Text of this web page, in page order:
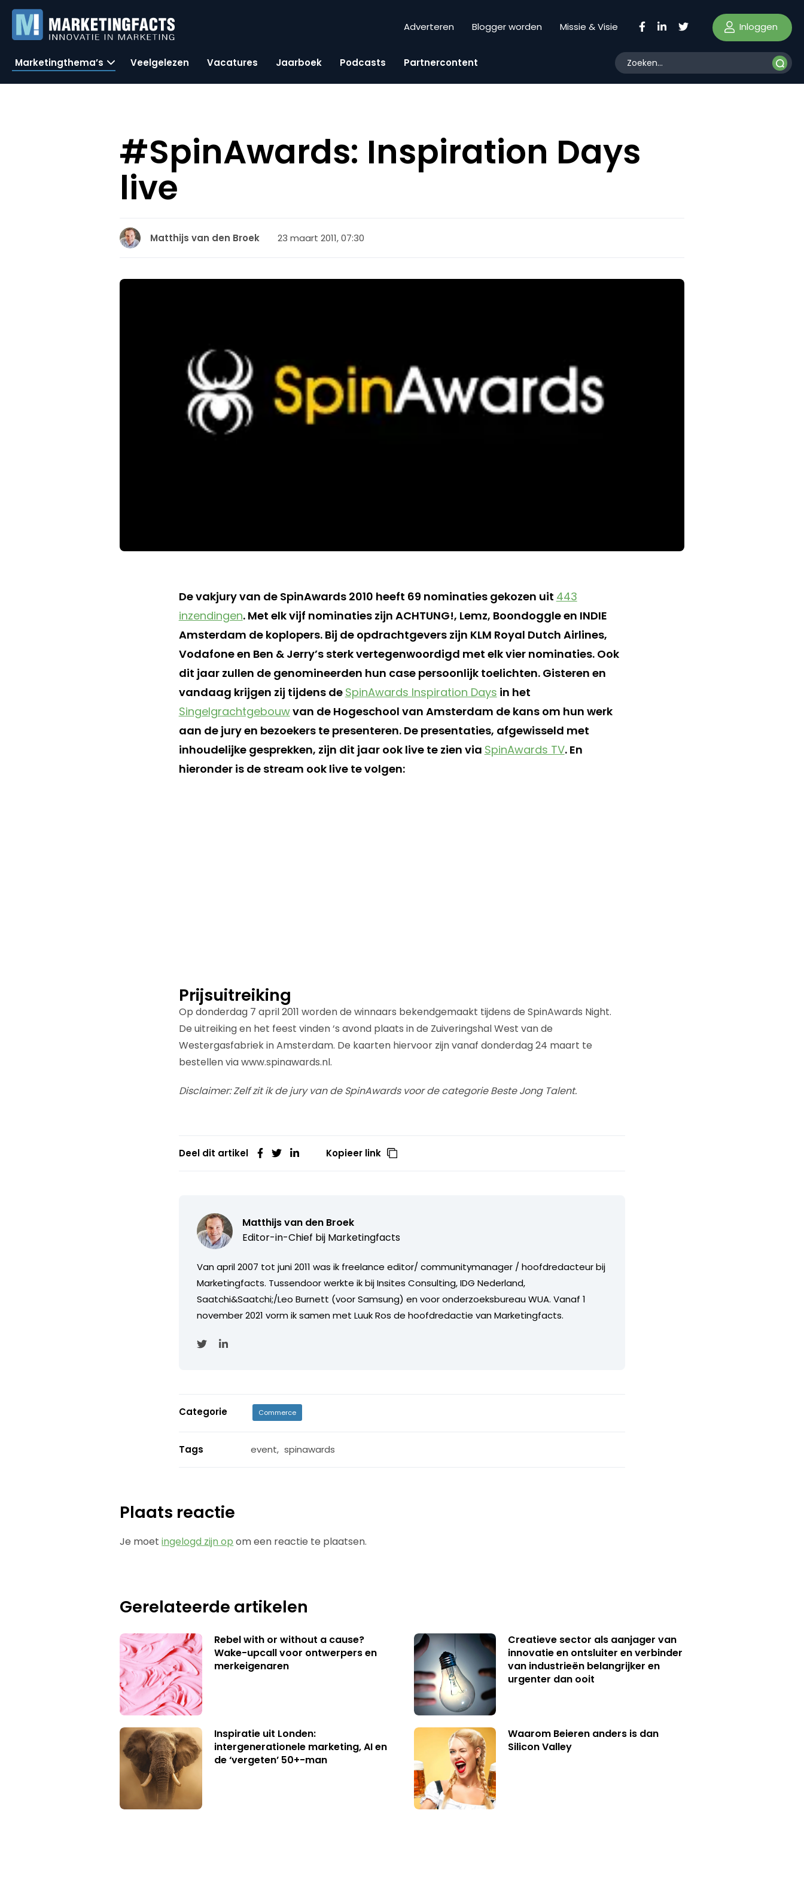
Adverteren Blogger worden Missie & Visie Inloggen
Marketingthema’s Veelgelezen Vacatures Jaarboek Podcasts Partnercontent
#SpinAwards: Inspiration Days
live
Matthijs van den Broek 23 maart 2011, 07:30
De vakjury van de SpinAwards 2010 heeft 69 nominaties gekozen uit 443
inzendingen. Met elk vijf nominaties zijn ACHTUNG!, Lemz, Boondoggle en INDIE
Amsterdam de koplopers. Bij de opdrachtgevers zijn KLM Royal Dutch Airlines,
Vodafone en Ben & Jerry’s sterk vertegenwoordigd met elk vier nominaties. Ook
dit jaar zullen de genomineerden hun case persoonlijk toelichten. Gisteren en
vandaag krijgen zij tijdens de SpinAwards Inspiration Days in het
Singelgrachtgebouwvan de Hogeschool van Amsterdam de kans om hun werk
aan de jury en bezoekers te presenteren. De presentaties, afgewisseld met
inhoudelijke gesprekken, zijn dit jaar ook live te zien via SpinAwards TV. En
hieronder is de stream ook live te volgen:
Prijsuitreiking
Op donderdag 7 april 2011 worden de winnaars bekendgemaakt tijdens de SpinAwards Night.
De uitreiking en het feest vinden ‘s avond plaats in de Zuiveringshal West van de
Westergasfabriek in Amsterdam. De kaarten hiervoor zijn vanaf donderdag 24 maart te
bestellen via www.spinawards.nl.
Disclaimer: Zelf zit ik de jury van de SpinAwards voor de categorie Beste Jong Talent.
Deel dit artikel Kopieer link
Matthijs van den Broek
Editor-in-Chief bij Marketingfacts
Van april 2007 tot juni 2011 was ik freelance editor/ communitymanager / hoofdredacteur bij
Marketingfacts. Tussendoor werkte ik bij Insites Consulting, IDG Nederland,
Saatchi&Saatchi;/Leo Burnett (voor Samsung) en voor onderzoeksbureau WUA. Vanaf 1
november 2021 vorm ik samen met Luuk Ros de hoofdredactie van Marketingfacts.
Categorie Commerce
Tags event, spinawards
Plaats reactie
Je moetingelogd zijn op om een reactie te plaatsen.
Gerelateerde artikelen
Rebel with or without a cause?
Wake-upcall voor ontwerpers en
merkeigenaren
Creatieve sector als aanjager van
innovatie en ontsluiter en verbinder
van industrieën belangrijker en
urgenter dan ooit
Inspiratie uit Londen:
intergenerationele marketing, AI en
de ‘vergeten’ 50+-man
Waarom Beieren anders is dan
Silicon Valley